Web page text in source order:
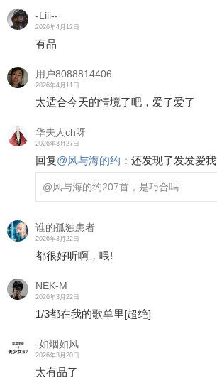
-Liii--
2026年4月12日
有品
用户8088814406
2026年4月11日
太适合今天的情境了吧，爱了爱了
华夫人ch呀
2026年3月27日
回复@风与海的约 ： 还发现了发发爱我
@风与海的约207首，是巧合吗
谁的孤独患者
2026年3月22日
都很好听啊，喂!
NEK-M
2026年3月22日
1/3都在我的歌单里[超绝]
-如烟如风
2026年3月20日
太有品了